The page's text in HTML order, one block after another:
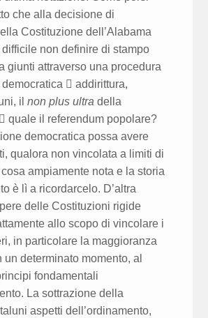
che alla decisione di
Costituzione dell’Alabama
difficile non definire di stampo
giunti attraverso una procedura
 addirittura,
ilnon plus ultra della
quale il referendum popolare?
democratica possa avere
qualora non vincolata a limiti di
ampiamente nota e la storia
è lì a ricordarcelo. D’altra
delle Costituzioni rigide
allo scopo di vincolare i
in particolare la maggioranza
un determinato momento, al
fondamentali
La sottrazione della
aspetti dell’ordinamento,